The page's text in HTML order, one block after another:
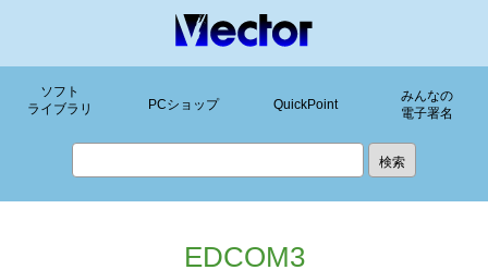
ソフト
ライブラリ
PCショップ QuickPoint
みんなの
電子署名
EDCOM3